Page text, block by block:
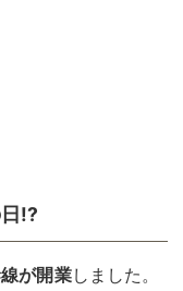
!?
が開業しました。